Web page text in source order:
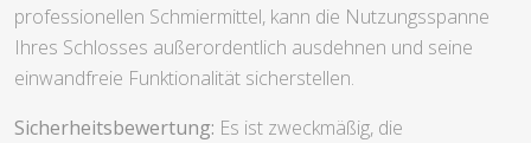
professionellen Schmiermittel, kann die Nutzungsspanne
Ihres Schlosses außerordentlich ausdehnen und seine
einwandfreie Funktionalität sicherstellen.
Sicherheitsbewertung: Es ist zweckmäßig, die